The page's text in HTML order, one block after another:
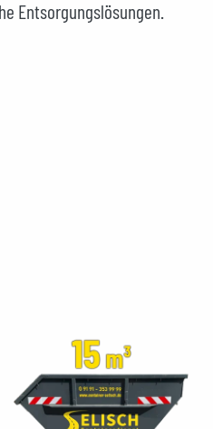
Entsorgungslösungen.